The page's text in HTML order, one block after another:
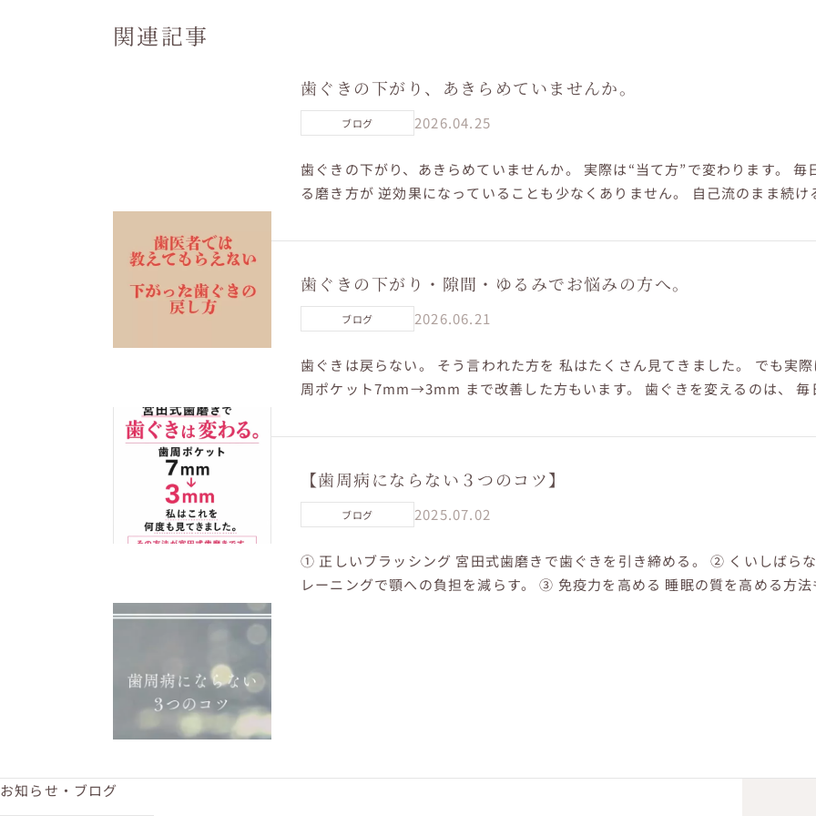
関連記事
歯ぐきの下がり、あきらめていませんか。
ブログ 2026.04.25
歯ぐきの下がり、あきらめていませんか。 実際は“当て方”で変わります。 毎
る磨き方が 逆効果になっていることも少なくありません。 自己流のまま続け
歯ぐきの下がり・隙間・ゆるみでお悩みの方へ。
ブログ 2026.06.21
歯ぐきは戻らない。 そう言われた方を 私はたくさん見てきました。 でも実
周ポケット7mm→3mm まで改善した方もいます。 歯ぐきを変えるのは、 毎
【歯周病にならない３つのコツ】
ブログ 2025.07.02
① 正しいブラッシング 宮田式歯磨きで歯ぐきを引き締める。 ② くいしばら
レーニングで顎への負担を減らす。 ③ 免疫力を高める 睡眠の質を高める方法
お知らせ・ブログ